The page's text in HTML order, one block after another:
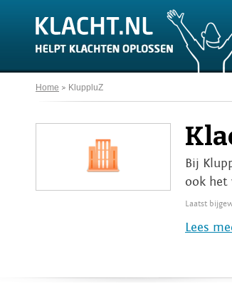
Home KluppluZ
Bij
ook het
Laatst
Lees